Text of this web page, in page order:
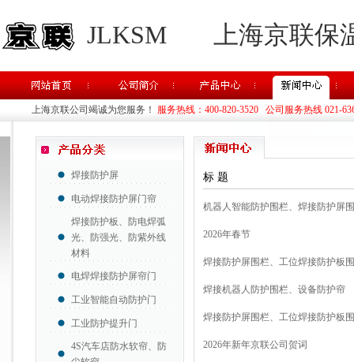
JLKSM 上海京联
上海京联公司竭诚为您服务！ 服务热线：400-820-3520 公司服务热线 021-
焊接防护屏
电动焊接防护屏门帘
焊接防护板、防电焊弧
光、防强光、防紫外线
材料
电焊焊接防护屏帘门
工业智能自动防护门
工业防护提升门
4S汽车店防水软帘、防
标 题
机器人智能防护围栏、焊接防护屏
2026年春节
焊接防护屏围栏、工位焊接防护板
焊接机器人防护围栏、设备防护帘
焊接防护屏围栏、工位焊接防护板
2026年新年京联公司贺词